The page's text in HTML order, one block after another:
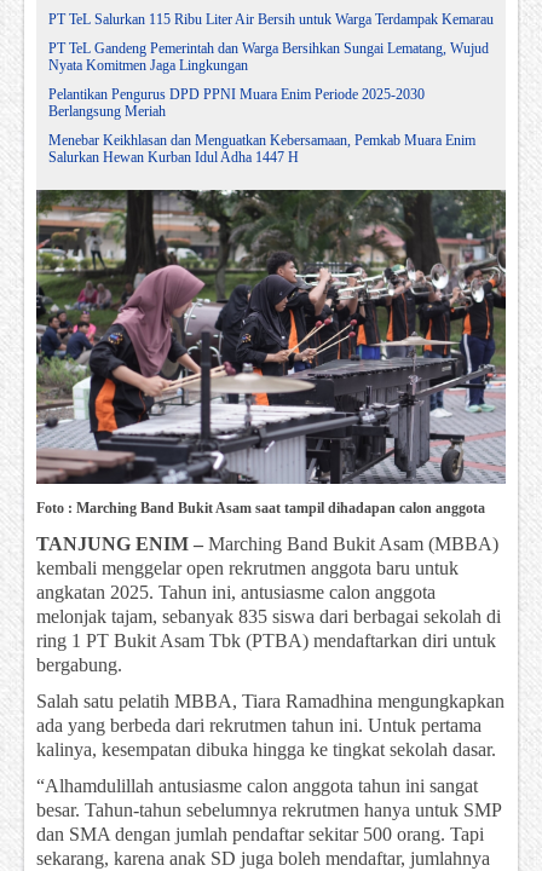
PT TeL Salurkan 115 Ribu Liter Air Bersih untuk Warga Terdampak Kemarau
PT TeL Gandeng Pemerintah dan Warga Bersihkan Sungai Lematang, Wujud
Nyata Komitmen Jaga Lingkungan
Pelantikan Pengurus DPD PPNI Muara Enim Periode 2025-2030
Berlangsung Meriah
Menebar Keikhlasan dan Menguatkan Kebersamaan, Pemkab Muara Enim
Salurkan Hewan Kurban Idul Adha 1447 H
Foto : Marching Band Bukit Asam saat tampil dihadapan calon anggota
TANJUNG ENIM – Marching Band Bukit Asam (MBBA)
kembali menggelar open rekrutmen anggota baru untuk
angkatan 2025. Tahun ini, antusiasme calon anggota
melonjak tajam, sebanyak 835 siswa dari berbagai sekolah di
ring 1 PT Bukit Asam Tbk (PTBA) mendaftarkan diri untuk
bergabung.
Salah satu pelatih MBBA, Tiara Ramadhina mengungkapkan
ada yang berbeda dari rekrutmen tahun ini. Untuk pertama
kalinya, kesempatan dibuka hingga ke tingkat sekolah dasar.
“Alhamdulillah antusiasme calon anggota tahun ini sangat
besar. Tahun-tahun sebelumnya rekrutmen hanya untuk SMP
dan SMA dengan jumlah pendaftar sekitar 500 orang. Tapi
sekarang, karena anak SD juga boleh mendaftar, jumlahnya